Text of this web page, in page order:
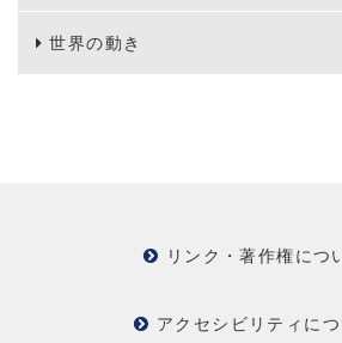
世界の動き
リンク・著作権につ
アクセシビリティにつ